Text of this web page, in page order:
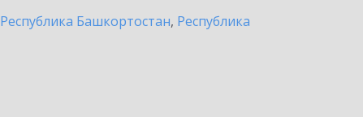
Республика Башкортостан, Республика